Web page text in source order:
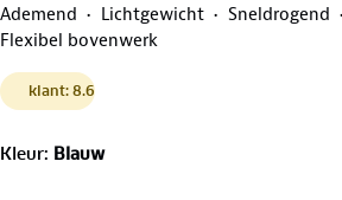
Ademend Lichtgewicht Sneldrogend
Flexibel bovenwerk
klant: 8.6
Kleur: Blauw